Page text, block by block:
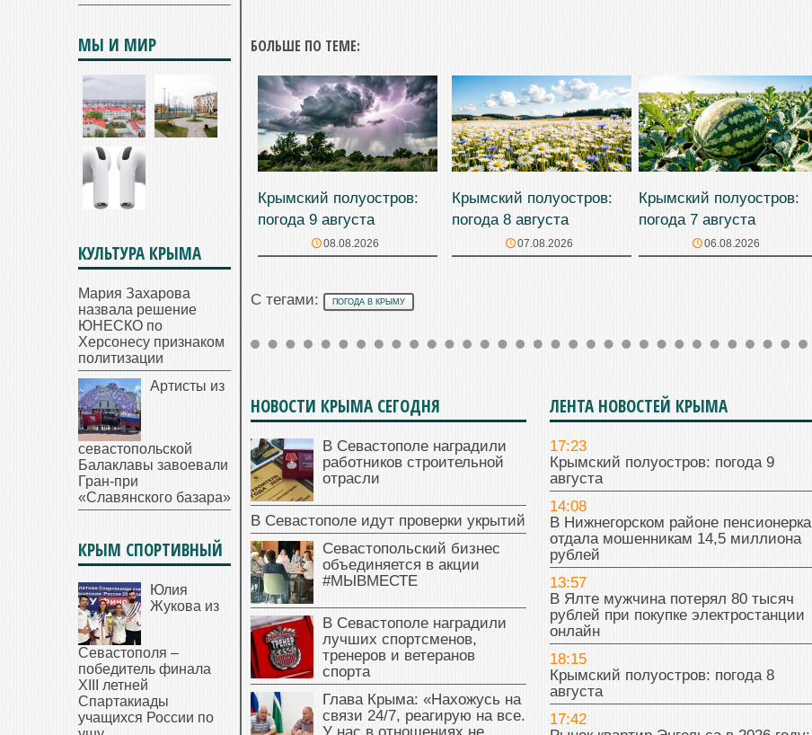
БОЛЬШЕ ПО ТЕМЕ:
Крымский полуостров:
погода 9 августа
08.08.2026
Крымский полуостров:
погода 8 августа
07.08.2026
Крымский полуостров:
погода 7 августа
06.08.2026
С тегами: ПОГОДА В КРЫМУ
НОВОСТИ КРЫМА СЕГОДНЯ
В Севастополе наградили
работников строительной
отрасли
В Севастополе идут проверки укрытий
Севастопольский бизнес
объединяется в акции
#МЫВМЕСТЕ
В Севастополе наградили
лучших спортсменов,
тренеров и ветеранов
спорта
Глава Крыма: «Нахожусь на
связи 24/7, реагирую на все.
ЛЕНТА НОВОСТЕЙ КРЫМА
17:23
Крымский полуостров: погода 9
августа
14:08
В Нижнегорском районе пенсионерка
отдала мошенникам 14,5 миллиона
рублей
13:57
В Ялте мужчина потерял 80 тысяч
рублей при покупке электростанции
онлайн
18:15
Крымский полуостров: погода 8
августа
17:42
МЫ И МИР
КУЛЬТУРА КРЫМА
Мария Захарова
назвала решение
ЮНЕСКО по
Херсонесу признаком
политизации
Артисты из
севастопольской
Балаклавы завоевали
Гран-при
«Славянского базара»
КРЫМ СПОРТИВНЫЙ
Юлия
Жукова из
Севастополя –
победитель финала
XIII летней
Спартакиады
учащихся России по